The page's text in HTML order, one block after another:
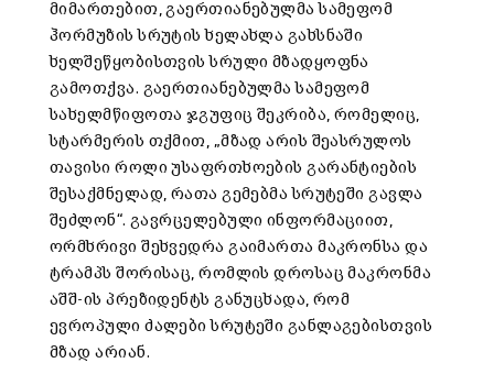
მიმართებით, გაერთიანებულმა სამეფომ
ჰორმუზის სრუტის ხელახლა გახსნაში
ხელშეწყობისთვის სრული მზადყოფნა
გამოთქვა. გაერთიანებულმა სამეფომ
სახელმწიფოთა ჯგუფიც შეკრიბა, რომელიც,
სტარმერის თქმით, „მზად არის შეასრულოს
თავისი როლი უსაფრთხოების გარანტიების
შესაქმნელად, რათა გემებმა სრუტეში გავლა
შეძლონ“. გავრცელებული ინფორმაციით,
ორმხრივი შეხვედრა გაიმართა მაკრონსა და
ტრამპს შორისაც, რომლის დროსაც მაკრონმა
აშშ-ის პრეზიდენტს განუცხადა, რომ
ევროპული ძალები სრუტეში განლაგებისთვის
მზად არიან.